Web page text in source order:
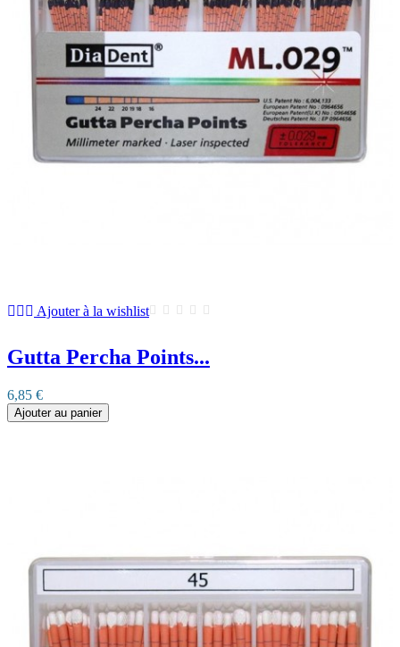
Ajouter à la wishlist
Gutta Percha Points...
6,85 €
Ajouter au panier